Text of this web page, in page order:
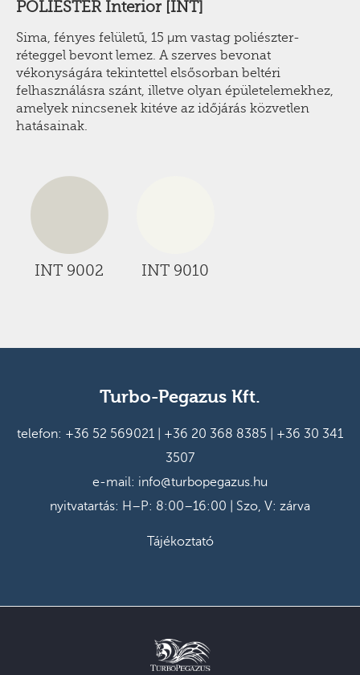
POLIESTER Interior [INT]
Sima, fényes felületű, 15 µm vastag poliészter-
réteggel bevont lemez. A szerves bevonat
vékonyságára tekintettel elsősorban beltéri
felhasználásra szánt, illetve olyan épületelemekhez,
amelyek nincsenek kitéve az időjárás közvetlen
hatásainak.
INT 9002 INT 9010
Turbo-Pegazus Kft.
telefon: +36 52 569021 +36 20 368 8385
+36 30 341
3507
e-mail: info@turbopegazus.hu
nyitvatartás: H–P: 8:00–16:00 | Szo, V: zárva
Tájékoztató